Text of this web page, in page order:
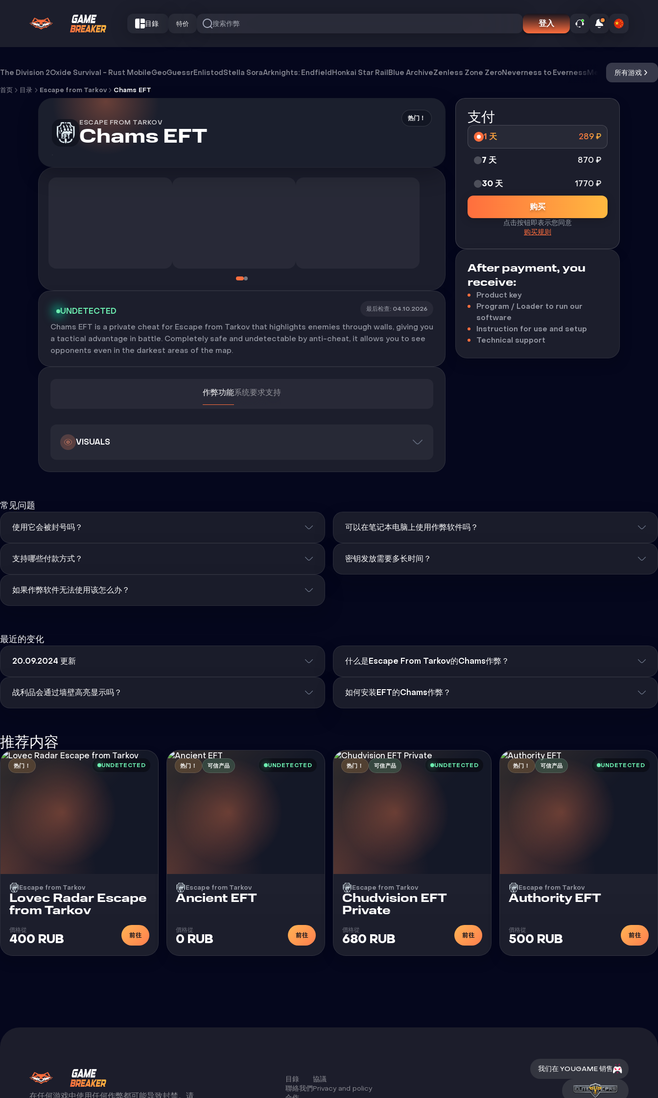
目錄 特价 搜索作弊 登入
The Division 2Oxide Survival - Rust MobileGeoGuessrEnlistodStella SoraArknights: EndfieldHonkai Star RailBlue ArchiveZenless Zone ZeroNeverness to EvernessMeccha所有游戏
首页 目录 Escape from Tarkov Chams EFT
ESCAPE FROM TARKOV
Chams EFT
热门！
UNDETECTED 最后检查: 04.10.2026
Chams EFT is a private cheat for Escape from Tarkov that highlights enemies through walls, giving you
a tactical advantage in battle. Completely safe and undetectable by anti-cheat, it allows you to see
opponents even in the darkest areas of the map.
作弊功能系统要求支持
VISUALS
支付
1 天 289₽
7 天 870 ₽
30 天 1770 ₽
购买
点击按钮即表示您同意
购买规则
After payment, you
receive:
Product key
Program / Loader to run our
software
Instruction for use and setup
Technical support
常见问题
使用它会被封号吗？ 可以在笔记本电脑上使用作弊软件吗？
支持哪些付款方式？ 密钥发放需要多长时间？
如果作弊软件无法使用该怎么办？
最近的变化
20.09.2024 更新 什么是Escape From Tarkov的Chams作弊？
战利品会通过墙壁高亮显示吗？ 如何安装EFT的Chams作弊？
推荐内容
热门！ UNDETECTED
Escape from Tarkov
Lovec Radar Escape
from Tarkov外挂
價格從
400 RUB 前往
热门！ 可信产品 UNDETECTED
Escape from Tarkov
Ancient EFT外挂
價格從
0 RUB 前往
热门！ 可信产品 UNDETECTED
Escape from Tarkov
Chudvision EFT
Private
價格從
680 RUB 前往
热门！ 可信产品 UNDETECTED
Escape from Tarkov
Authority EFT外挂
價格從
500 RUB 前往
在任何游戏中使用任何作弊都可能导致封禁。请
目錄
聯絡我們
協議
Privacy and policy
我们在 YOUGAME 销售